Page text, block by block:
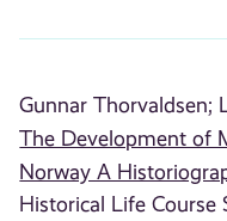
Gunnar Thorvaldsen;
The Development of
Norway A
Historical Life Course